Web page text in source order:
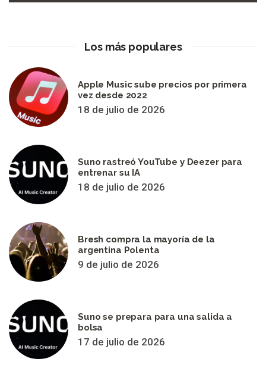
Los más populares
Apple Music sube precios por primera
vez desde 2022
18 de julio de 2026
Suno rastreó YouTube y Deezer para
entrenar su IA
18 de julio de 2026
Bresh compra la mayoría de la
argentina Polenta
9 de julio de 2026
Suno se prepara para una salida a
bolsa
17 de julio de 2026